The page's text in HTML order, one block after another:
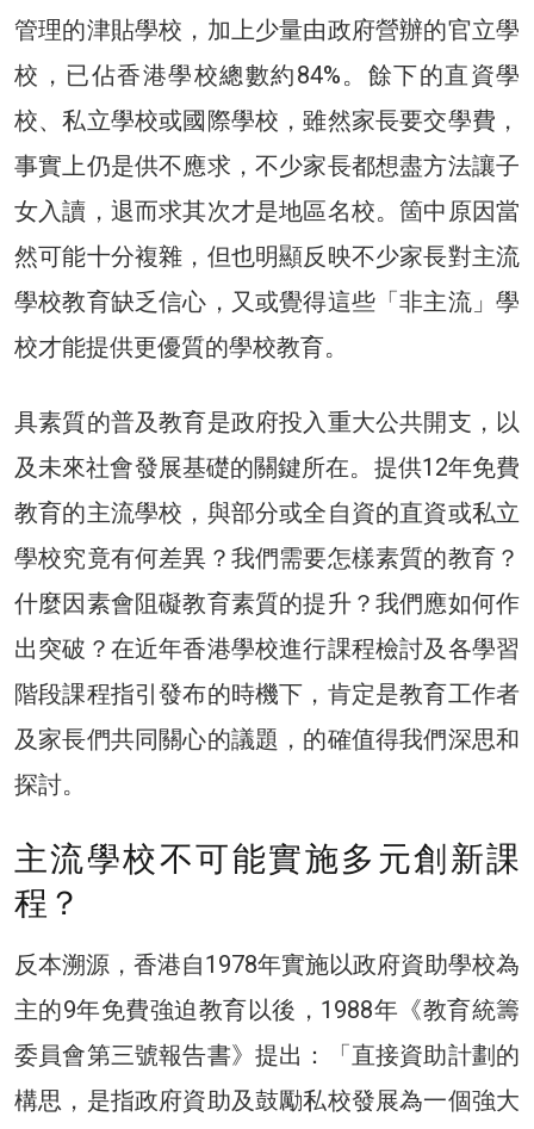
管理的津貼學校，加上少量由政府營辦的官立學
校，已佔香港學校總數約84%。餘下的直資學
校、私立學校或國際學校，雖然家長要交學費，
事實上仍是供不應求，不少家長都想盡方法讓子
女入讀，退而求其次才是地區名校。箇中原因當
然可能十分複雜，但也明顯反映不少家長對主流
學校教育缺乏信心，又或覺得這些「非主流」學
校才能提供更優質的學校教育。
具素質的普及教育是政府投入重大公共開支，以
及未來社會發展基礎的關鍵所在。提供12年免費
教育的主流學校，與部分或全自資的直資或私立
學校究竟有何差異？我們需要怎樣素質的教育？
什麼因素會阻礙教育素質的提升？我們應如何作
出突破？在近年香港學校進行課程檢討及各學習
階段課程指引發布的時機下，肯定是教育工作者
及家長們共同關心的議題，的確值得我們深思和
探討。
主流學校不可能實施多元創新課
程？
反本溯源，香港自1978年實施以政府資助學校為
主的9年免費強迫教育以後，1988年《教育統籌
委員會第三號報告書》提出：「直接資助計劃的
構思，是指政府資助及鼓勵私校發展為一個強大